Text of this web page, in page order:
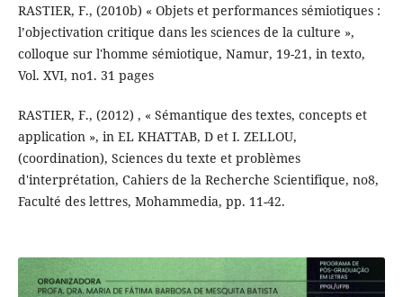
RASTIER, F., (2010b) « Objets et performances sémiotiques :
l’objectivation critique dans les sciences de la culture »,
colloque sur l'homme sémiotique, Namur, 19-21, in texto,
Vol. XVI, no1. 31 pages
RASTIER, F., (2012) , « Sémantique des textes, concepts et
application », in EL KHATTAB, D et I. ZELLOU,
(coordination), Sciences du texte et problèmes
d'interprétation, Cahiers de la Recherche Scientifique, no8,
Faculté des lettres, Mohammedia, pp. 11-42.